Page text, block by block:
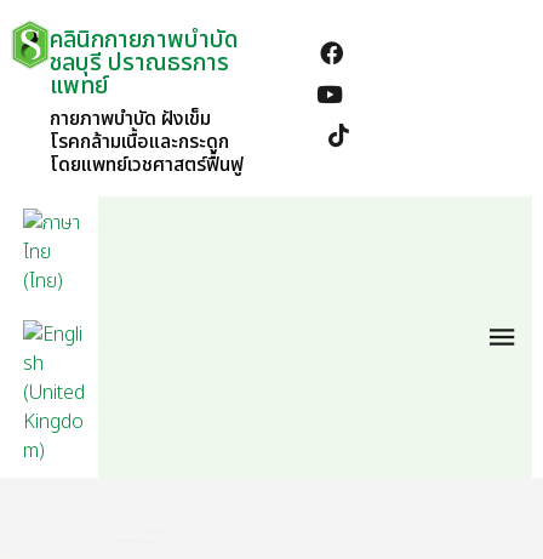
คลินิกกายภาพบำบัด
ชลบุรี ปราณธรการ
แพทย์
กายภาพบำบัด ฝังเข็ม
โรคกล้ามเนื้อและกระดูก
โดยแพทย์เวชศาสตร์ฟื้นฟู